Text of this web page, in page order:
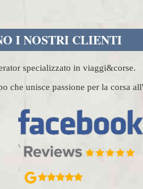
I NOSTRI CLIENTI
specializzato in viaggi&corse.
che unisce passione per la corsa